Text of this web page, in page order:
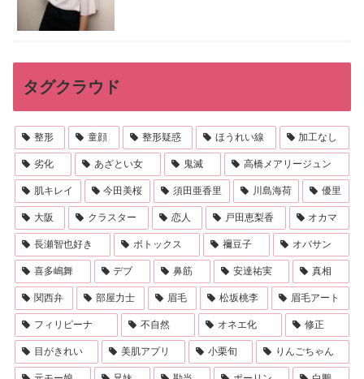
タグクラウド
整形 童顔 整形疑惑 ほうれい線 加工なし
劣化 あざとい女 鬼滅 高橋メアリージュン
肌キレイ 今田美桜 須田亜香里 川島海荷 優里
大阪 クラスター 恋人 戸田恵梨香 オカマ
長瀬智也好き ボトックス 禰豆子 オバサン
喜多嶋舞 デブ 鼻筋 安達祐実 真相
関西弁 部屋力士 眉毛 松坂桃李 眉毛アート
フィリピーナ 不自然 オネエ化 修正
目がきれい 美肌アプリ 小栗旬 りんごちゃん